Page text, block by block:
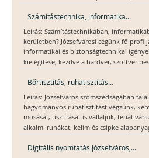
Számítástechnika, informatika...
Leírás: Számítástechnikában,
kerületben? Józsefvárosi cégünk fő
informatikai és biztonságtechnikai
kielégítése, kezdve a hardver, szoftver
Bőrtisztítás, ruhatisztítás...
Leírás: Józsefváros szomszédságában
hagyományos ruhatisztítást végzünk,
mosását, tisztítását is vállaljuk, tehát
alkalmi ruhákat, kelim és csipke
Digitális nyomtatás Józsefváros,...